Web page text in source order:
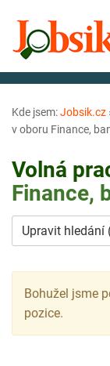
Kde jsem:Jobsik.cz
v oboru Finance,
Volná
Finance,
Upravit hledání
Bohužel jsme
pozice.